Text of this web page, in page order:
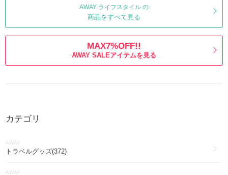
AWAY ライフスタイル の
商品をすべて見る
MAX7%OFF!!
AWAY SALEアイテムを見る
カテゴリ
AWAY
トラベルグッズ(372)
AWAY